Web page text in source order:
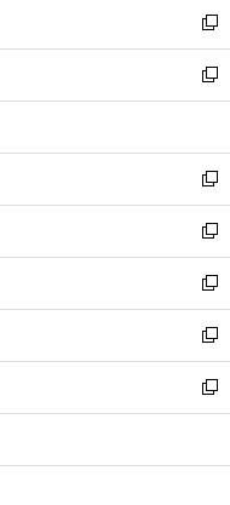
く
で
開
く
ド
ウ
で
開
ィ
ン
ド
ウ
開
く
い
ウ
ィ
ン
ウ
で
開
く
新
し
い
ウ
ン
ド
ウ
で
開
く
新
し
ウ
ィ
ン
ド
ウ
で
開
く
新
し
い
ウ
ィ
ン
ド
ウ
で
開
新
し
い
ウ
ィ
ン
ド
ウ
開
新
し
い
ウ
ィ
ン
ウ
新
し
い
ウ
ン
新
し
ウ